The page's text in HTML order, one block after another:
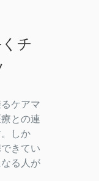
チ
ケアマ
との連
しか
きてい
る人が